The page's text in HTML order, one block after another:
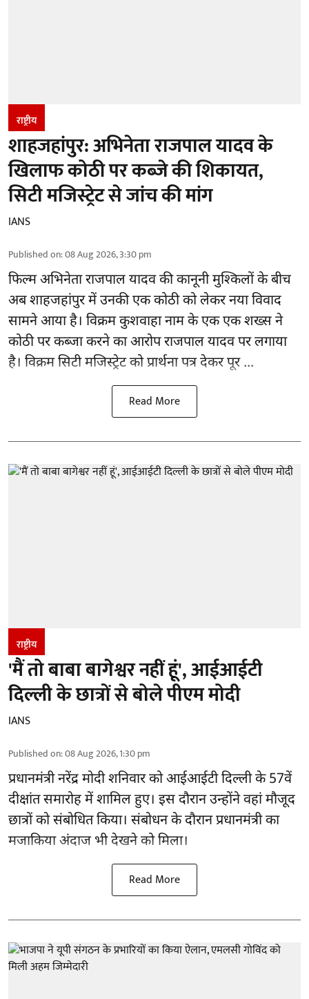
राष्ट्रीय
शाहजहांपुर: अभिनेता राजपाल यादव के
खिलाफ कोठी पर कब्जे की शिकायत,
सिटी मजिस्ट्रेट से जांच की मांग
IANS
Published on:08 Aug 2026, 3:30 pm
फिल्म अभिनेताराजपाल यादवकी कानूनी मुश्किलों के बीच
अब शाहजहांपुर में उनकी एक कोठी को लेकर नया विवाद
सामने आया है। विक्रम कुशवाहा नाम के एक एक शख्स ने
कोठी पर कब्जा करने का आरोप राजपाल यादव पर लगाया
है। विक्रम सिटी मजिस्ट्रेट को प्रार्थना पत्र देकर पूर ...
Read More
राष्ट्रीय
'मैं तो बाबा बागेश्वर नहीं हूं', आईआईटी
दिल्ली के छात्रों से बोले पीएम मोदी
IANS
Published on:08 Aug 2026, 1:30 pm
प्रधानमंत्री नरेंद्र मोदी शनिवार को आईआईटीदिल्लीके 57वें
दीक्षांत समारोह में शामिल हुए। इस दौरान उन्होंने वहां मौजूद
छात्रों को संबोधित किया। संबोधन के दौरान प्रधानमंत्री का
मजाकिया अंदाज भी देखने को मिला।
Read More